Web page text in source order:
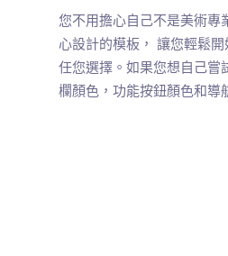
您不用擔心自己不是美術專
心設計的模板， 讓您輕鬆
任您選擇。如果您想自己嘗
欄顏色，功能按鈕顏色和導